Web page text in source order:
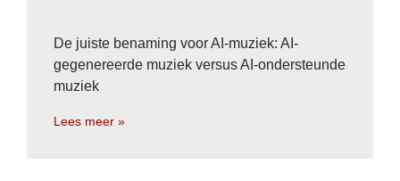
De juiste benaming voor AI-muziek: AI-
gegenereerde muziek versus AI-ondersteunde
muziek
Lees meer »